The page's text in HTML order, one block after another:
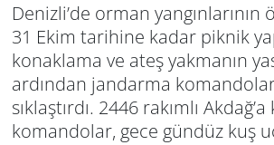
Denizli’de orman
31 Ekim tarihine kadar piknik
konaklama ve ateş yakmanın
ardından jandarma
sıklaştırdı. 2446 rakımlı
komandolar, gece gündüz kuş
EĞİTİM
EKONOMİ
GENEL
Tüm Manşetler
Son Dakika Haberleri
Haber Arşivi